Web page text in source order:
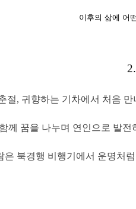
이후의 삶에 어
2.
절, 귀향하는 기차에서 처음
께 꿈을 나누며 연인으로 발
은 북경행 비행기에서 운명처